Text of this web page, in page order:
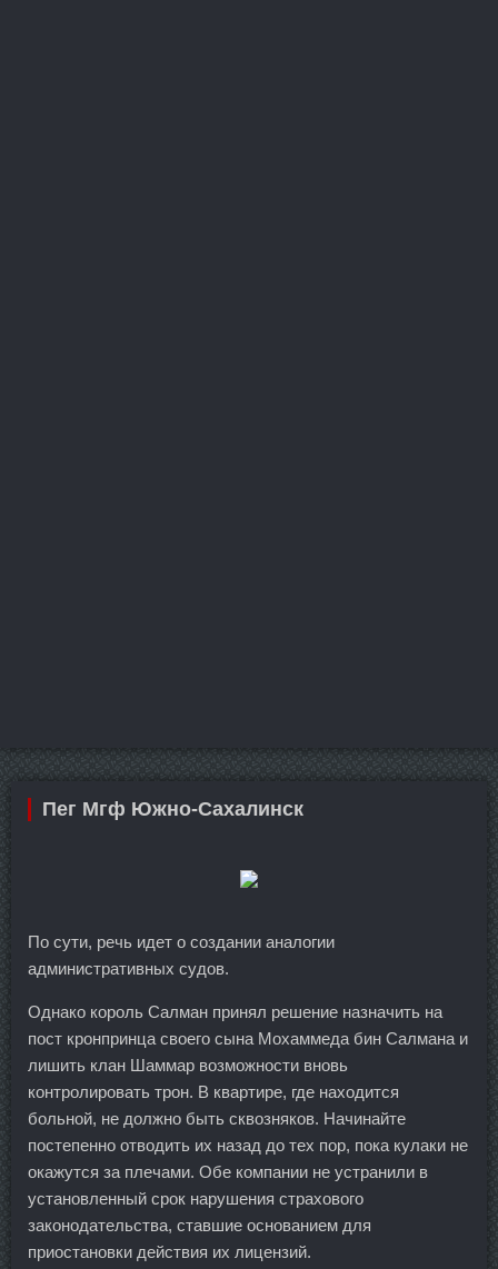
Пег Мгф Южно-Сахалинск
По сути, речь идет о создании аналогии
административных судов.
Однако король Салман принял решение назначить на
пост кронпринца своего сына Мохаммеда бин Салмана и
лишить клан Шаммар возможности вновь
контролировать трон. В квартире, где находится
больной, не должно быть сквозняков. Начинайте
постепенно отводить их назад до тех пор, пока кулаки не
окажутся за плечами. Обе компании не устранили в
установленный срок нарушения страхового
законодательства, ставшие основанием для
приостановки действия их лицензий.